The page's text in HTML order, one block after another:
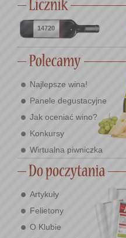
14720
Najlepsze wina!
Panele degustacyjne
Jak oceniać wino?
Konkursy
Wirtualna piwniczka
Artykuły
Felietony
O Klubie